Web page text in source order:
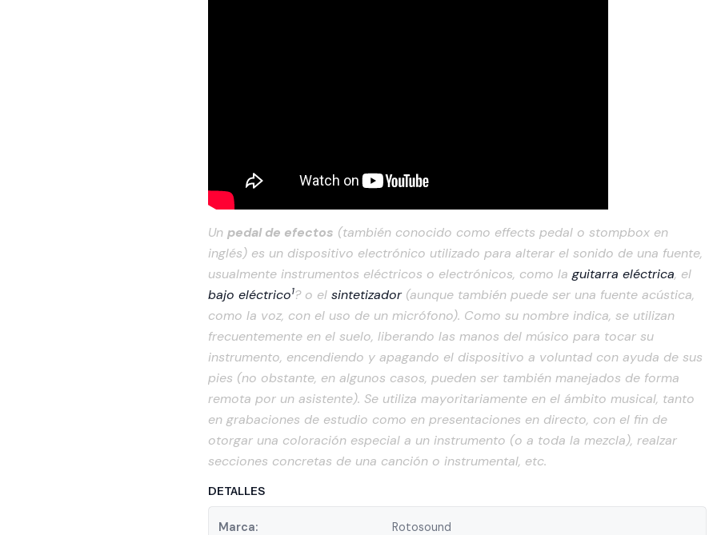
Un pedal de efectos (también conocido como effects pedal o stompbox en
inglés) es un dispositivo electrónico utilizado para alterar el sonido de una fuente,
usualmente instrumentos eléctricos o electrónicos, como la guitarra eléctrica, el
bajo eléctrico1? o el sintetizador(aunque también puede ser una fuente acústica,
como la voz, con el uso de un micrófono). Como su nombre indica, se utilizan
frecuentemente en el suelo, liberando las manos del músico para tocar su
instrumento, encendiendo y apagando el dispositivo a voluntad con ayuda de sus
pies (no obstante, en algunos casos, pueden ser también manejados de forma
remota por un asistente). Se utiliza mayoritariamente en el ámbito musical, tanto
en grabaciones de estudio como en presentaciones en directo, con el fin de
otorgar una coloración especial a un instrumento (o a toda la mezcla), realzar
secciones concretas de una canción o instrumental, etc.
DETALLES
Marca: Rotosound